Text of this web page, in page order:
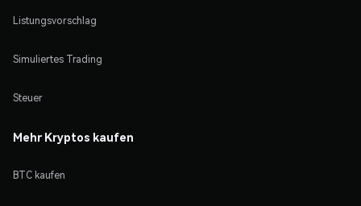
Listungsvorschlag
Simuliertes Trading
Steuer
Mehr Kryptos kaufen
BTC kaufen